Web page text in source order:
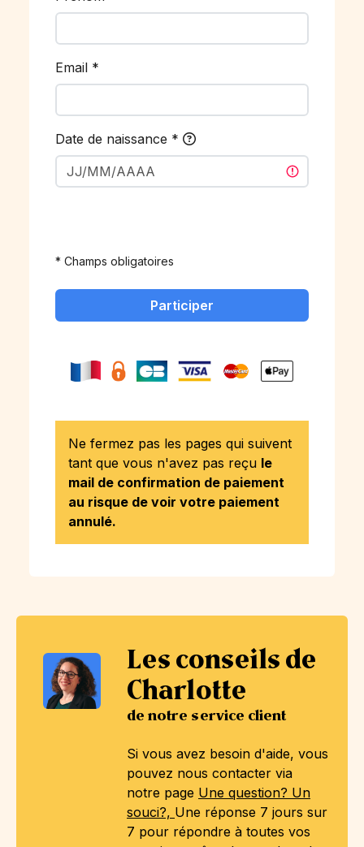
Les conseils de
Charlotte
de notre service client
Si vous avez besoin d'aide, vous
pouvez nous contacter via
notre page Une question? Un
souci?, Une réponse 7 jours sur
7 pour répondre à toutes vos
Email *
Date de naissance *
* Champs obligatoires
Participer
Ne fermez pas les pages qui suivent
tant que vous n'avez pas reçu le
mail de confirmation de paiement
au risque de voir votre paiement
annulé.